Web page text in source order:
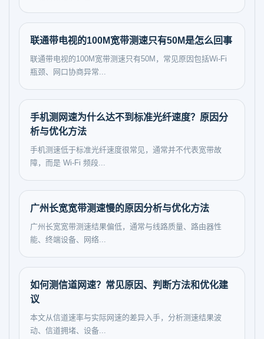
联通带电视的100M宽带测速只有50M是怎么回事
联通带电视的100M宽带测速只有50M，常见原因包括Wi-Fi
瓶颈、网口协商异常...
手机测网速为什么达不到标准光纤速度？原因分
析与优化方法
手机测速低于标准光纤速度很常见，通常并不代表宽带故
障，而是 Wi-Fi 频段...
广州长宽宽带测速慢的原因分析与优化方法
广州长宽宽带测速结果偏低，通常与线路质量、路由器性
能、终端设备、网络...
如何测信道网速？常见原因、判断方法和优化建
议
本文从信道速率与实际网速的差异入手，分析测速结果波
动、信道拥堵、设备...